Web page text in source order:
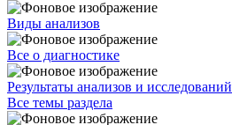
Виды анализов
Все о диагностике
Результаты анализов и исследований
Все темы раздела